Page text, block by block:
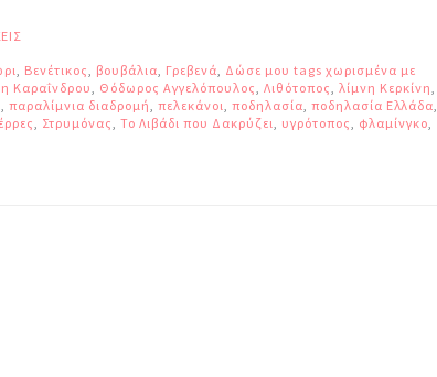
, Βενέτικος, βουβάλια, Γρεβενά, Δώσε μου tags χωρισμένα με
Καραΐνδρου, Θόδωρος Αγγελόπουλος, Λιθότοπος, λίμνη Κερκίνη,
, παραλίμνια διαδρομή, πελεκάνοι, ποδηλασία, ποδηλασία Ελλάδα,
, Στρυμόνας, Το Λιβάδι που Δακρύζει, υγρότοπος, φλαμίνγκο,